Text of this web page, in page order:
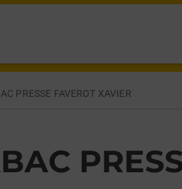
PRESSE FAVEROT XAVIER
GERMAIN LESPINASSE,